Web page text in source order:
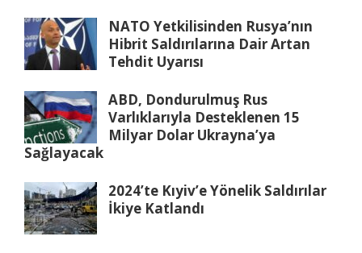
NATO Yetkilisinden Rusya’nın
Hibrit Saldırılarına Dair Artan
Tehdit Uyarısı
ABD, Dondurulmuş Rus
Varlıklarıyla Desteklenen 15
Milyar Dolar Ukrayna’ya
Sağlayacak
2024’te Kıyiv’e Yönelik Saldırılar
İkiye Katlandı